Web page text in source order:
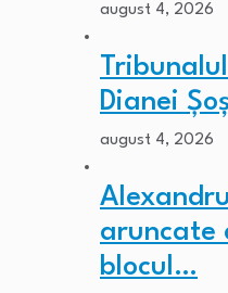
august 4, 2026
Dianei
august 4, 2026
aruncate
blocul…